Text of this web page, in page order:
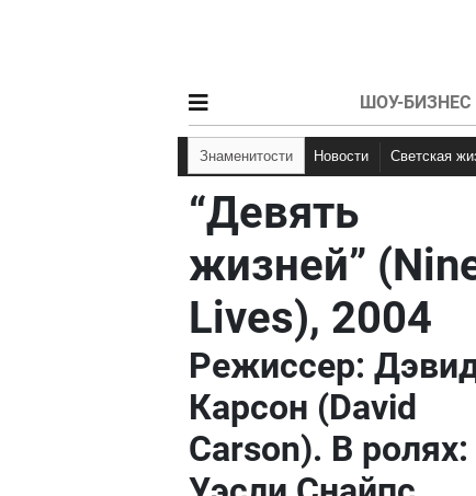
ШОУ-БИЗНЕС
Знаменитости Новости Светская
“Девять
жизней”
Lives), 2004
Режиссер:
Карсон (David
Carson). В ролях: